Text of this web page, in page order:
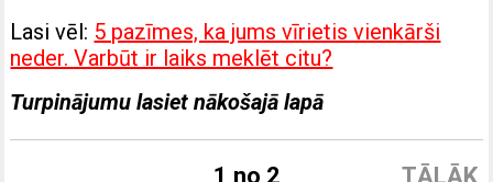
Lasi vēl: 5 pazīmes, ka jums vīrietis vienkārši
neder. Varbūt ir laiks meklēt citu?
Turpinājumu lasiet nākošajā lapā
TĀLĀK
1 no 2